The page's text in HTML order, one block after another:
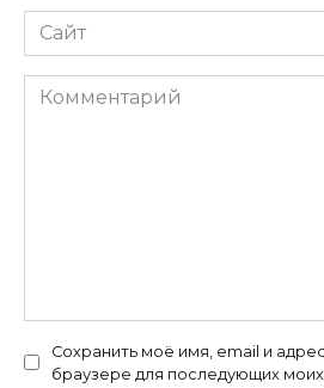
Сайт
Комментарий
Сохранить моё имя, email и
браузере для последующих